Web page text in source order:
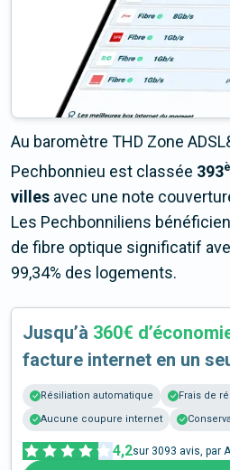
Au baromètre THD Zone
Pechbonnieu est classée 393
villes avec une note
Les Pechbonniliens
de fibre optique significatif
99,34% des logements.
Jusqu’à 360€
facture internet en un
Résiliation automatique
Frais de
Aucune coupure internet
4,2sur 3093 avis, par